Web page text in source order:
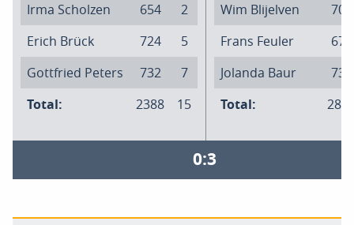
Irma Scholzen
654
2
Erich Brück
724
5
Gottfried Peters
732
7
Total:
2388 15
Wim Blijelven
702
Frans Feuler
676
Jolanda Baur
730
Total:
0:3